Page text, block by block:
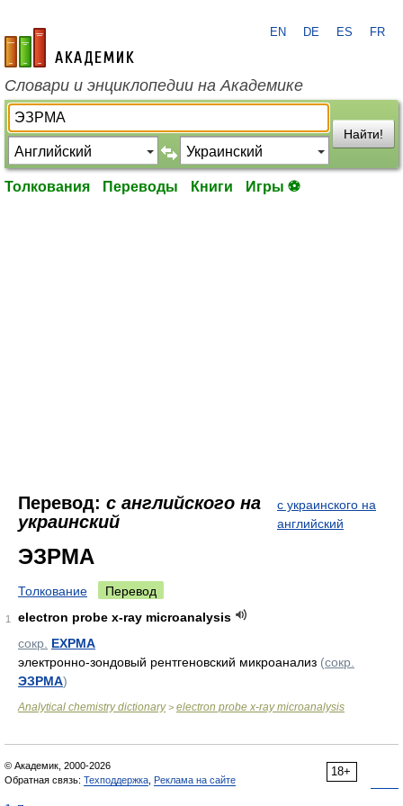
academic.ru
EN DE ES FR
Словари и энциклопедии на Академике
Найти!
Толкования Переводы Книги Игры ⚽
Перевод: с английского на
украинский
с украинского на
английский
ЭЗРМА
Толкование Перевод
1
electron probe x-ray microanalysis
сокр. EXPMA
электронно-зондовый рентгеновский микроанализ (сокр.
ЭЗРМА)
Analytical chemistry dictionary> electron probe x-ray microanalysis
18+
© Академик, 2000-2026
Обратная связь: Техподдержка Реклама на сайте